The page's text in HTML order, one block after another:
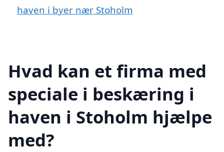
haven i byer nær Stoholm
Hvad kan et firma med
speciale i beskæring i
haven i Stoholm hjælpe
med?